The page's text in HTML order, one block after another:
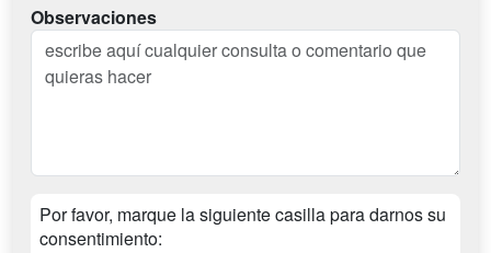
Observaciones
Por favor, marque la siguiente casilla para darnos su
consentimiento: